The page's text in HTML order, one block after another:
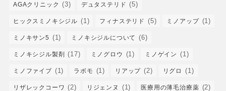
AGAクリニック (3) デュタステリド (5)
ヒックスミノキシジル (1) フィナステリド (5) ミノアップ (1)
ミノキサン5 (1) ミノキシジルについて (6)
ミノキシジル製剤 (17) ミノグロウ (1) ミノゲイン (1)
ミノファイブ (1) ラボモ (1) リアップ (2) リグロ (1)
リザレックコーワ (2) リジェンヌ (1) 医療用の薄毛治療薬 (2)